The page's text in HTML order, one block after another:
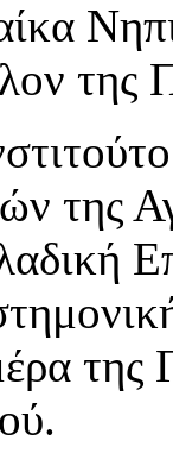
της
της